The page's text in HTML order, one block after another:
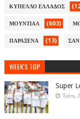
ΚΥΠΕΛΛΟ ΕΛΛΑΔΟΣ
ΜΟΥΝΤΙΑΛ (603)
ΠΑΡΑΞΕΝΑ (13)
WEEK'S TOP
Super
Τρίτη,